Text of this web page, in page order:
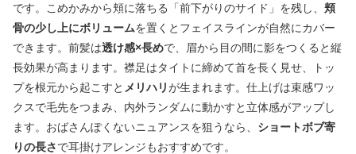
です。こめかみから頬に落ちる「前下がりのサイド」を残し、 頬
骨の少し上にボリュームを置くとフェイスラインが自然にカバー
できます。前髪は透け感×長めで、眉から目の間に影をつくると縦
長効果が高まります。襟足はタイトに締めて首を長く見せ、トッ
プを根元から起こすと メリハリが生まれます。仕上げは束感ワッ
クスで毛先をつまみ、内外ランダムに動かすと立体感がアップし
ます。おばさんぽくないニュアンスを狙うなら、 ショートボブ寄
りの長さで耳掛けアレンジもおすすめです。